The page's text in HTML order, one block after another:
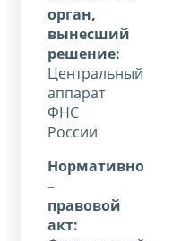
орган,
вынесший
решение:
Центральный
аппарат
ФНС
России
Нормативно
–
правовой
акт: